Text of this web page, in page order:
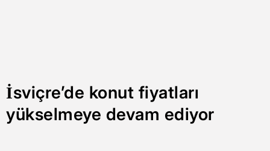
İsviçre’de konut fiyatları
yükselmeye devam ediyor